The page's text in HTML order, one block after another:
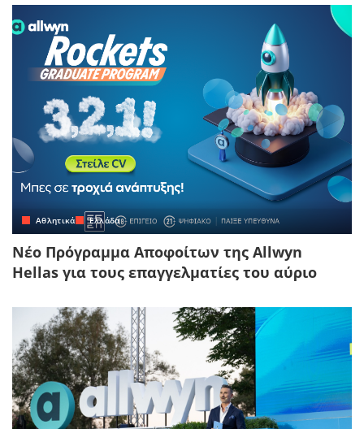
Αθλητικά Ελλάδα
Νέο Πρόγραμμα Αποφοίτων της Allwyn
Hellas για τους επαγγελματίες του αύριο